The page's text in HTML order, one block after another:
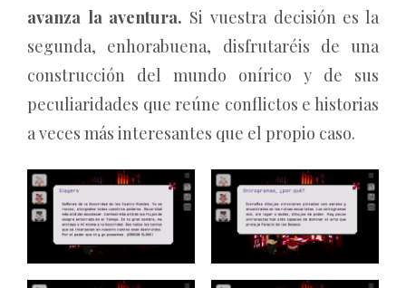
avanza la aventura. Si vuestra decisión es la
segunda, enhorabuena, disfrutaréis de una
construcción del mundo onírico y de sus
peculiaridades que reúne conflictos e historias
a veces más interesantes que el propio caso.